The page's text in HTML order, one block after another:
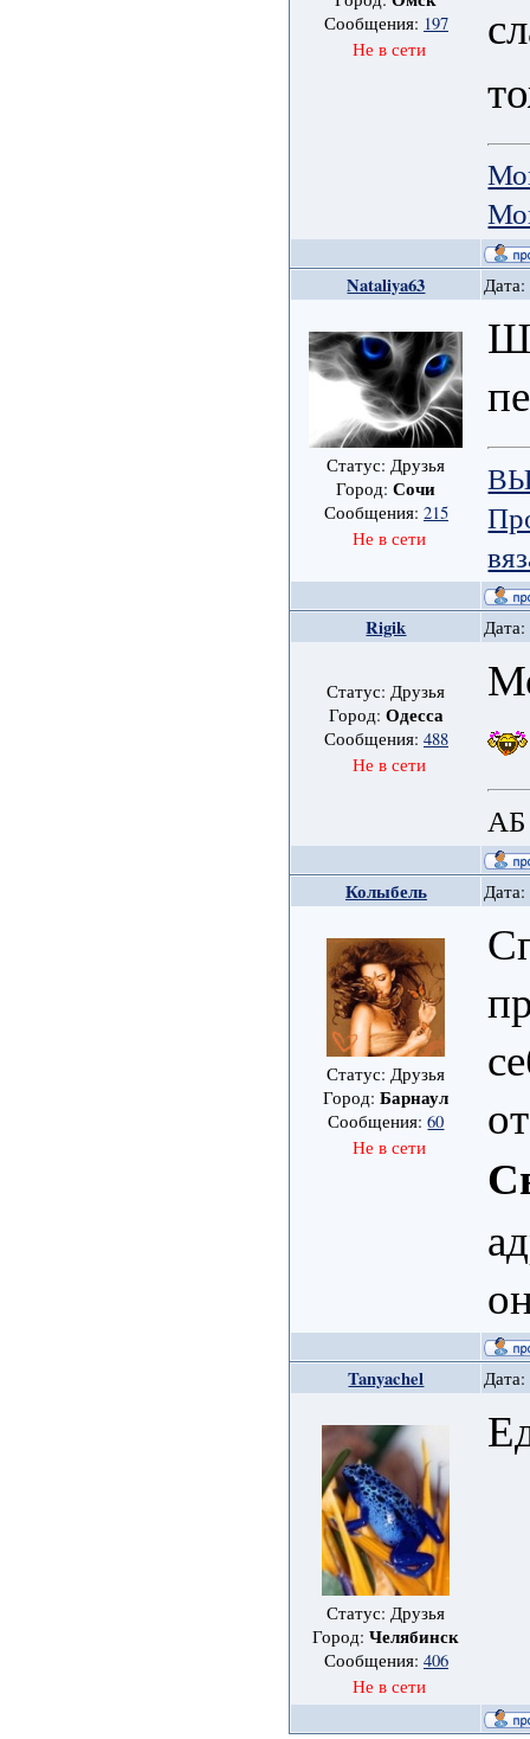
Сообщения: 197
Не в сети
Nataliya63
Статус: Друзья
Город:Сочи
Сообщения: 215
Не в сети
Rigik
Статус: Друзья
Город: Одесса
Сообщения: 488
Не в сети
АБ
Колыбель
Статус: Друзья
Город:Барнаул
Сообщения:60
Не в сети
Tanyachel
Статус: Друзья
Город:Челябинск
Сообщения: 406
Не в сети